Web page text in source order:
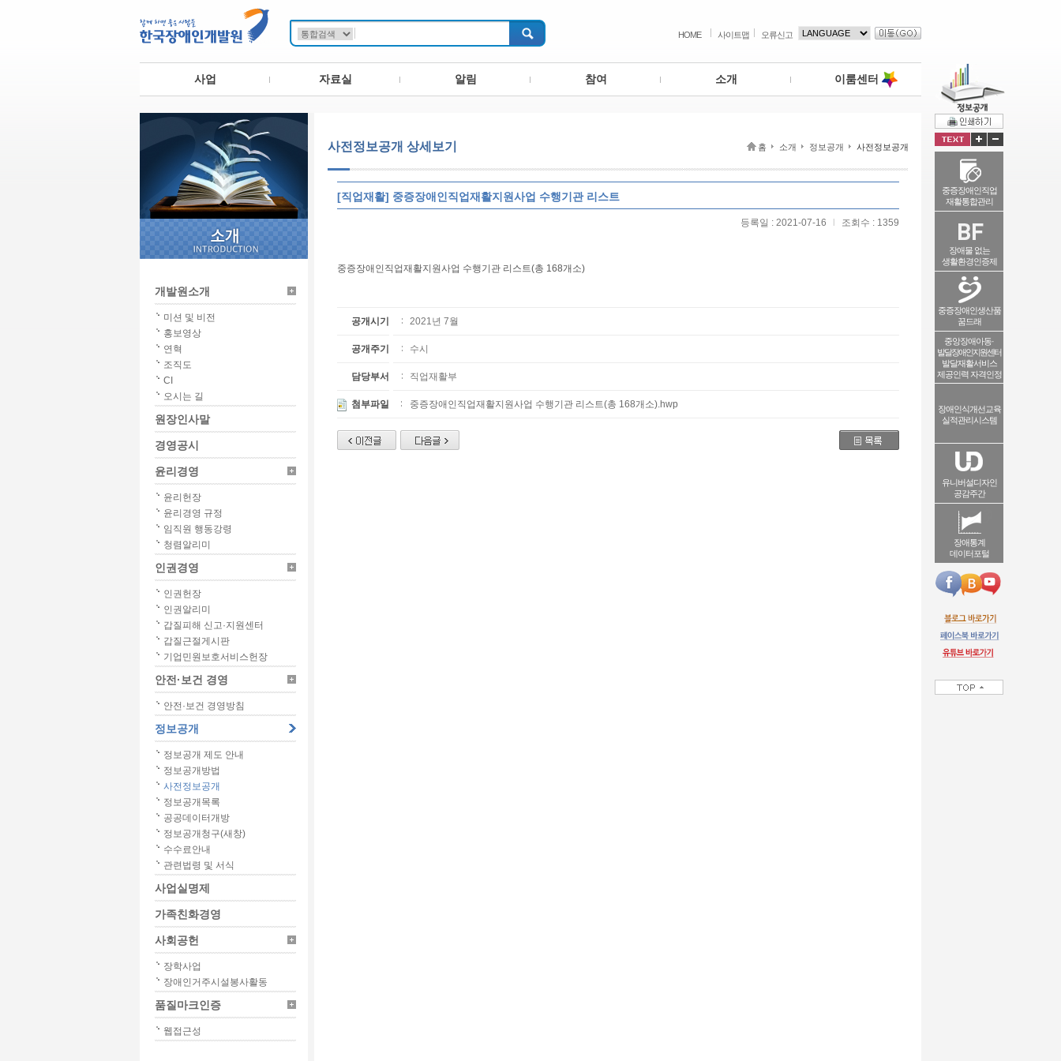
HOME 사이트맵 오류신고
사업 자료실 알림 참여 소개 이룸센터
개발원소개
미션 및 비전
홍보영상
연혁
조직도
CI
오시는 길
원장인사말
경영공시
윤리경영
윤리헌장
윤리경영 규정
임직원 행동강령
청렴알리미
인권경영
인권헌장
인권알리미
갑질피해 신고·지원센터
갑질근절게시판
기업민원보호서비스헌장
안전·보건 경영
안전·보건 경영방침
정보공개
정보공개 제도 안내
정보공개방법
사전정보공개
정보공개목록
공공데이터개방
정보공개청구(새창)
수수료안내
관련법령 및 서식
사업실명제
가족친화경영
사회공헌
장학사업
장애인거주시설봉사활동
품질마크인증
웹접근성
사전정보공개 상세보기 홈 소개 정보공개 사전정보공개
[직업재활] 중증장애인직업재활지원사업 수행기관 리스트
등록일 : 2021-07-16 조회수 : 1359
중증장애인직업재활지원사업 수행기관 리스트(총 168개소)
공개시기 2021년 7월
공개주기 수시
담당부서 직업재활부
첨부파일 중증장애인직업재활지원사업 수행기관 리스트(총 168개소).hwp
중증장애인직업
재활통합관리
장애물 없는
생활환경인증제
중증장애인생산품
꿈드래
중앙장애아동·
발달장애인지원센터
발달재활서비스
제공인력 자격인정
장애인식개선교육
실적관리시스템
유니버설디자인
공감주간
장애통계
데이터포털